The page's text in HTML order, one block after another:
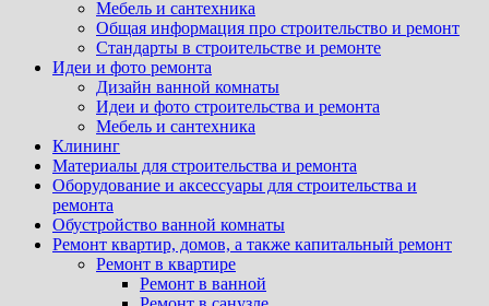
Мебель и сантехника
Общая информация про строительство и ремонт
Стандарты в строительстве и ремонте
Идеи и фото ремонта
Дизайн ванной комнаты
Идеи и фото строительства и ремонта
Мебель и сантехника
Клининг
Материалы для строительства и ремонта
Оборудование и аксессуары для строительства и
ремонта
Обустройство ванной комнаты
Ремонт квартир, домов, а также капитальный ремонт
Ремонт в квартире
Ремонт в ванной